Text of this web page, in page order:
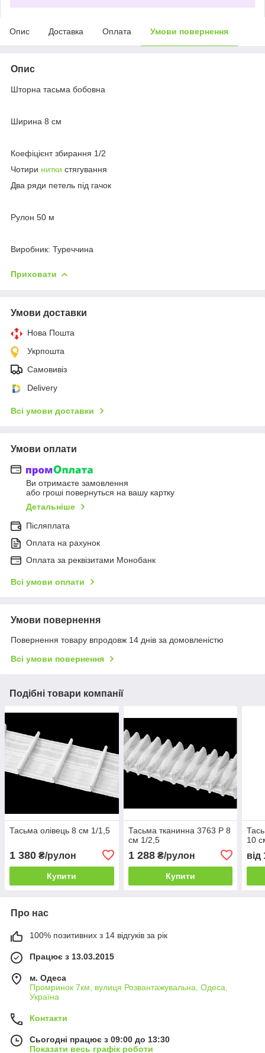
Опис Доставка Оплата Умови повернення
Опис
Шторна тасьма бобовна
Ширина 8 см
Коефіцієнт збирання 1/2
Чотири нитки стягування
Два ряди петель під гачок
Рулон 50 м
Виробник: Туреччина
Приховати
Умови доставки
Нова Пошта
Укрпошта
Самовивіз
Delivery
Всі умови доставки
Умови оплати
Ви отримаєте замовлення
або гроші повернуться на вашу картку
Детальніше
Післяплата
Оплата на рахунок
Оплата за реквізитами Монобанк
Всі умови оплати
Умови повернення
Повернення товару впродовж 14 днів за домовленістю
Всі умови повернення
Подібні товари компанії
Тасьма олівець 8 см 1/1,5
1 380 ₴/рулон
Купити
Тасьма тканинна 3763 Р 8
см 1/2,5
1 288₴/рулон
Купити
10
від
Про нас
100% позитивних з 14 відгуків за рік
Працює з 13.03.2015
м. Одеса
Промринок 7км, вулиця Розвантажувальна, Одеса,
Україна
Контакти
Сьогодні працює з 09:00 до 13:30
Показати весь графік роботи